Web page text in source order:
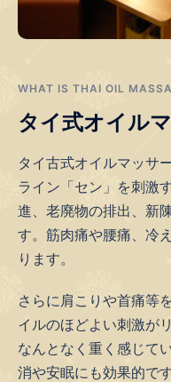
WHAT IS THAI OIL
タイ式オイル
タイ古式オイルマッサ
ライン「セン」を刺激
進、老廃物の排出、新
す。筋肉痛や腰痛、冷
ります。
さらに肩こりや首痛等
イルのほどよい刺激が
なんとなく重く感じて
消や安眠にも効果的です